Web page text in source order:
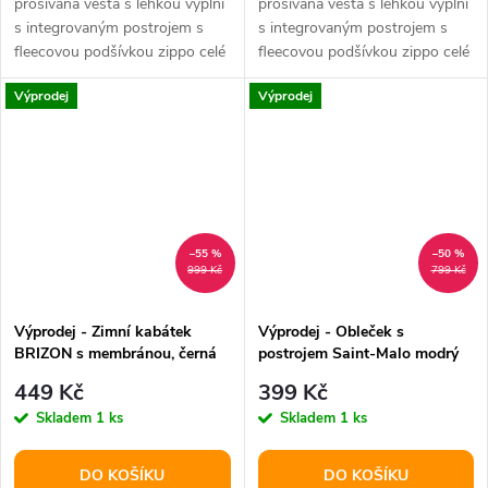
s integrovaným postrojem s
fleecovou podšívkou zippo celé
délce zad reflexní prvky...
s integrovaným postrojem s
fleecovou podšívkou zippo celé
délce zad reflexní prvky...
Výprodej
999 Kč
–55 %
Výprodej - Zimní kabátek
BRIZON s membránou, černá
až k 38cm
449 Kč
Skladem 1 ks
DO KOŠÍKU
Výprodej
799 Kč
–50 %
Výprodej - Obleček s
postrojem Saint-Malo modrý
399 Kč
Skladem 1 ks
DO KOŠÍKU